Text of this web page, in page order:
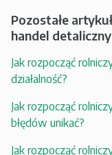
Pozostałe
handel
Jak rozpocząć
działalność?
Jak rozpocząć
błędów unikać?
Jak rozpocząć